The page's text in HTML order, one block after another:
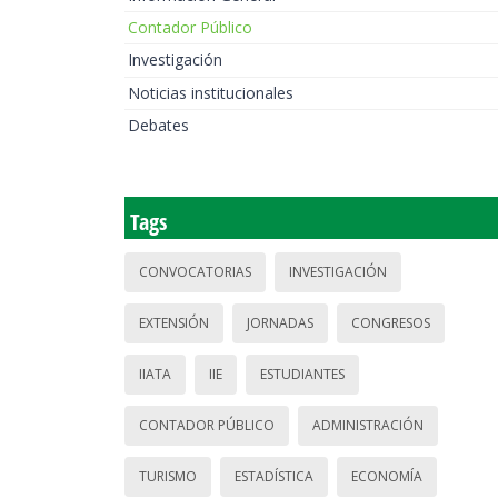
Contador Público
Investigación
Noticias institucionales
Debates
Tags
CONVOCATORIAS INVESTIGACIÓN
EXTENSIÓN JORNADAS CONGRESOS
IIATA IIE ESTUDIANTES
CONTADOR PÚBLICO ADMINISTRACIÓN
TURISMO ESTADÍSTICA ECONOMÍA